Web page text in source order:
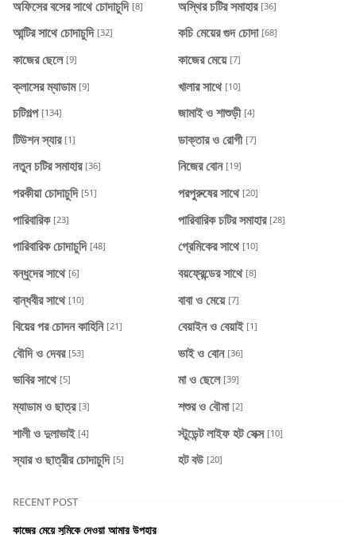
অফিসের বসের সাথে চোদাচুদি [8] অস্থির চটির সমাহার [36]
আন্টির সাথে চোদাচুদি [32] কচি মেয়ের গুদ চোদা [68]
কাজের ছেলে [9] কাজের মেয়ে [7]
ক্লাসের ম্যাডাম [9] খালার সাথে [10]
চটিগল্প [134] জামাই ও শাশুড়ী [4]
টিউশন স্যার [1] ডাক্তার ও রোগী [7]
নতুন চটির সমাহার [36] নিজের বোন [19]
পরকীয়া চোদাচুদি [51] পরপুরুষের সাথে [20]
পারিবারিক [23] পারিবারিক চটির সমাহার [28]
পারিবারিক চোদাচুদি [48] প্রেমিকের সাথে [10]
বন্ধুদের সাথে [6] বয়ফ্রেন্ডের সাথে [8]
বান্ধবীর সাথে [10] বাবা ও মেয়ে [7]
বিয়ের পর চোদন কাহিনি [21] বেয়াইন ও বেয়াই [1]
বৌদি ও দেবর [53] ভাই ও বোন [36]
ভাবির সাথে [5] মা ও ছেলে [39]
ম্যাডাম ও ছাত্র [3] শশুর ও বৌমা [2]
শালী ও দুলাভাই [4] স্টুডেন্ট লাইফ হট সেক্স [10]
স্যার ও ছাত্রীর চোদাচুদি [5] হট বউ [20]
RECENT POST
কাজের মেয়ে সুমিকে দেওয়া আমার উপহার